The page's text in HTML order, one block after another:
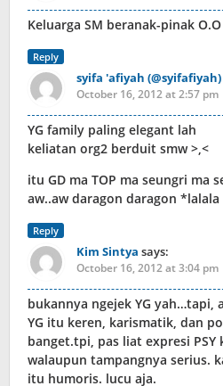
Keluarga SM beranak-pinak O.O
Reply
syifa 'afiyah (@syifafiyah)
October 16, 2012 at 2:57 pm
YG family paling elegant lah
keliatan org2 berduit smw >,<
itu GD ma TOP ma seungri ma
aw..aw daragon daragon *lalala
Reply
Kim Sintya says:
October 16, 2012 at 3:04 pm
bukannya ngejek YG yah…tapi,
YG itu keren, karismatik, dan
banget.tpi, pas liat expresi PSY
walaupun tampangnya serius.
itu humoris. lucu aja.